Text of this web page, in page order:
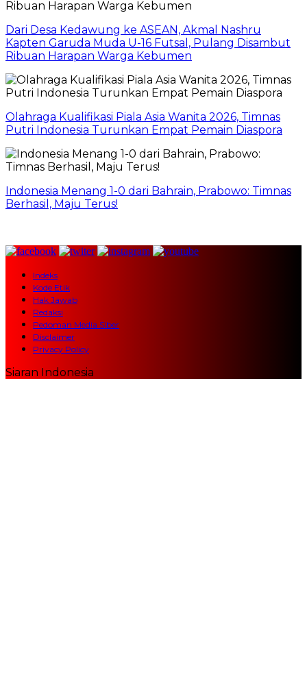
Dari Desa Kedawung ke ASEAN, Akmal Nashru
Kapten Garuda Muda U-16 Futsal, Pulang Disambut
Ribuan Harapan Warga Kebumen
Olahraga Kualifikasi Piala Asia Wanita 2026, Timnas
Putri Indonesia Turunkan Empat Pemain Diaspora
Indonesia Menang 1-0 dari Bahrain, Prabowo: Timnas
Berhasil, Maju Terus!
Indeks
Kode Etik
Hak Jawab
Redaksi
Pedoman Media Siber
Disclaimer
Privacy Policy
Siaran Indonesia